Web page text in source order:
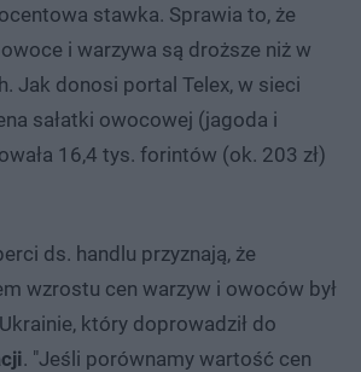
stawka. Sprawia to, że
i warzywa są droższe niż w
Jak donosi portal Telex, w sieci
sałatki owocowej (jagoda i
16,4 tys. forintów (ok. 203 zł)
ds. handlu przyznają, że
wzrostu cen warzyw i owoców był
który doprowadził do
. "Jeśli porównamy wartość cen